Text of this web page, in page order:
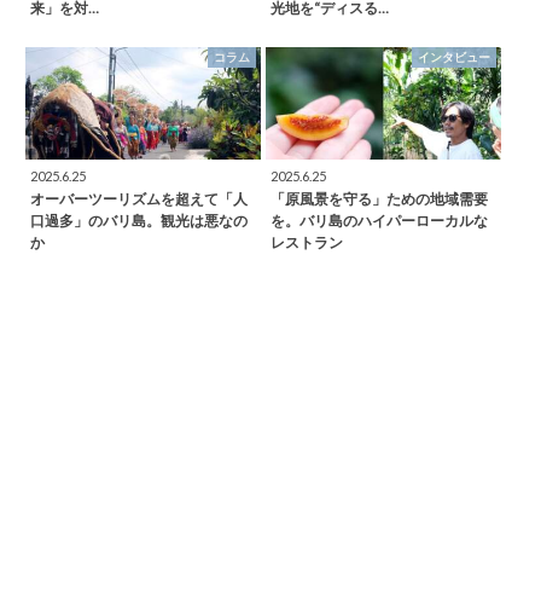
来」を対… 光地を“ディスる…
コラム
2025.6.25
オーバーツーリズムを超えて「人
口過多」のバリ島。観光は悪なの
か
インタビュー
2025.6.25
「原風景を守る」ための地域需要
を。バリ島のハイパーローカルな
レストラン